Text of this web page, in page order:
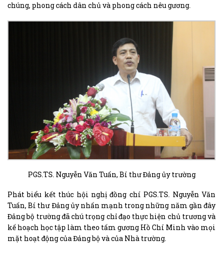
chúng, phong cách dân chủ và phong cách nêu gương.
PGS.TS. Nguyễn Văn Tuấn, Bí thư Đảng ủy trường
Phát biểu kết thúc hội nghị đồng chí PGS.TS. Nguyễn Văn
Tuấn, Bí thư Đảng ủy nhấn mạnh trong những năm gần đây
Đảng bộ trường đã chú trọng chỉ đạo thực hiện chủ trương và
kế hoạch học tập làm theo tấm gương Hồ Chí Minh vào mọi
mặt hoạt động của Đảng bộ và của Nhà trường.